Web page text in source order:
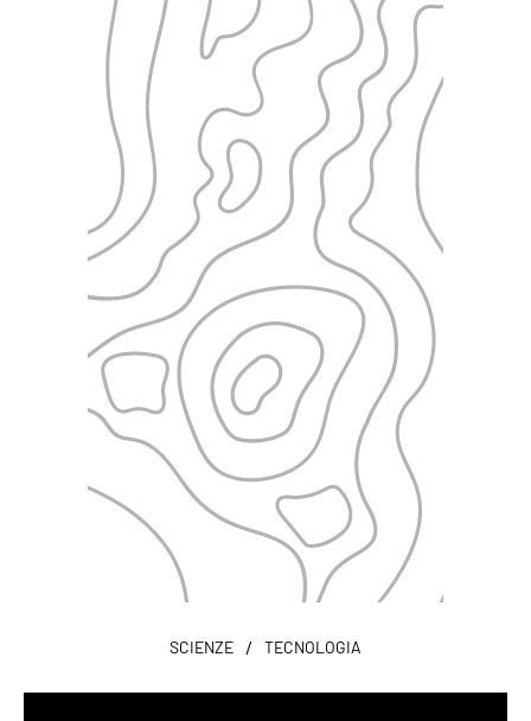
SCIENZE / TECNOLOGIA